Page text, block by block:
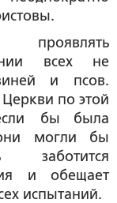
всех не
и псов.
по этой
бы была
они могли бы
и обещает
испытаний.